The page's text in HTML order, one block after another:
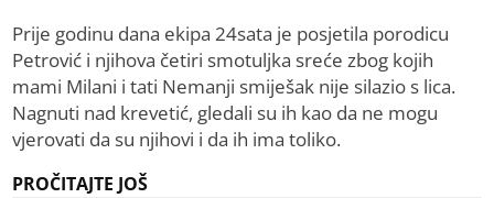
Prije godinu dana ekipa 24sata je posjetila porodicu
Petrović i njihova četiri smotuljka sreće zbog kojih
mami Milani i tati Nemanji smiješak nije silazio s lica.
Nagnuti nad krevetić, gledali su ih kao da ne mogu
vjerovati da su njihovi i da ih ima toliko.
PROČITAJTE JOŠ